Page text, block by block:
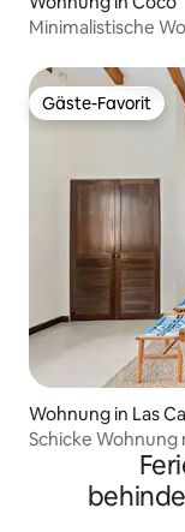
Minimalistische
Gäste-Favorit
Gäste-Favorit
Wohnung in Las
Schicke
zum Strandclub